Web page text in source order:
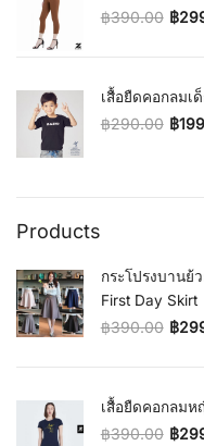
฿390.00
Original price was: ฿
฿
Current price is: ฿299.00.
เสื้อยืดคอกลมเ
฿290.00
Original price was: ฿
฿
Current price is: ฿199.00.
Products
กระโปรงบานย้
First Day Skirt
฿390.00 ฿
เสื้อยืดคอกลมห
฿390.00 ฿